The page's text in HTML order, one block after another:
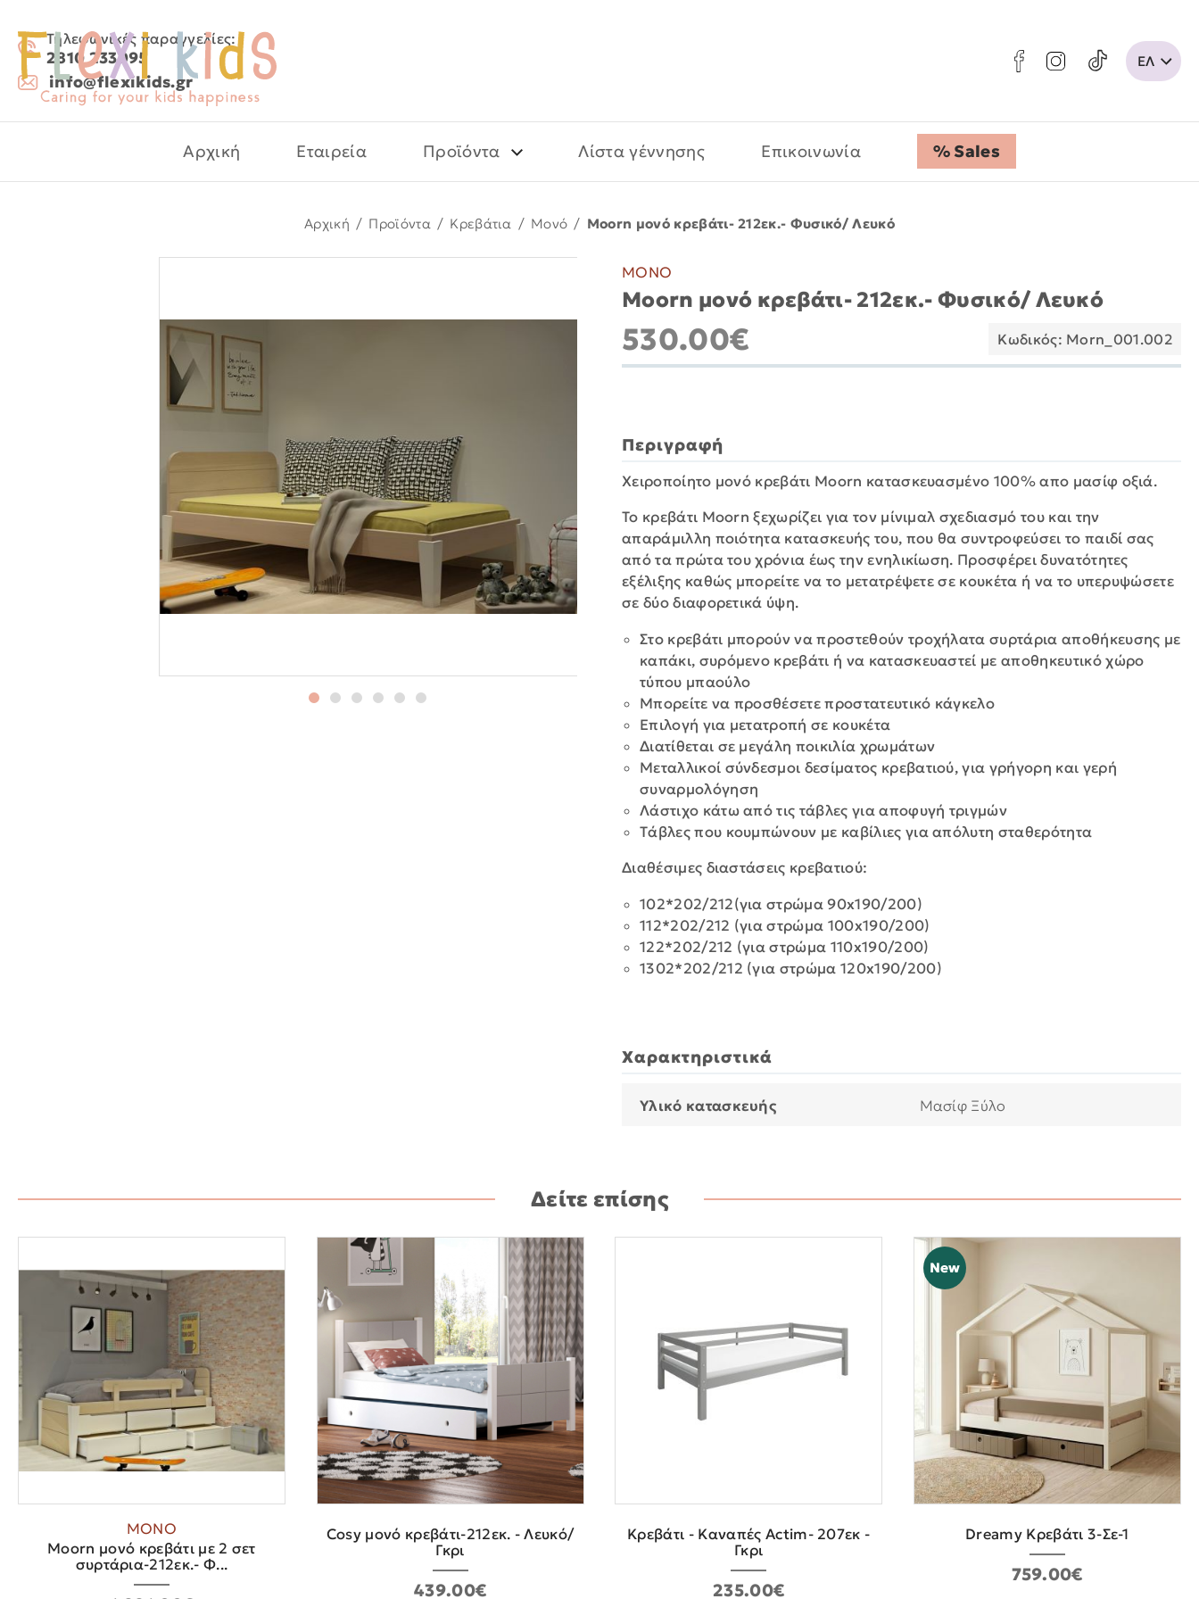
Τηλεφωνικές παραγγελίες:
2810 233095
info@flexikids.gr
Αρχική Εταιρεία Προϊόντα Λίστα γέννησης Επικοινωνία % Sales
Αρχική / Προϊόντα / Kρεβάτια / Μονό / Moorn μονό κρεβάτι- 212εκ.- Φυσικό/ Λευκό
ΜΟΝΟ
Moorn μονό κρεβάτι- 212εκ.- Φυσικό/ Λευκό
530.00€ Κωδικός: Morn_001.002
Περιγραφή
Xειροποίητο μονό κρεβάτι Moorn κατασκευασμένο 100% απο μασίφ οξιά.
Το κρεβάτι Moorn ξεχωρίζει για τον μίνιμαλ σχεδιασμό του και την
απαράμιλλη ποιότητα κατασκευής του, που θα συντροφεύσει το παιδί σας
από τα πρώτα του χρόνια έως την ενηλικίωση. Προσφέρει δυνατότητες
εξέλιξης καθώς μπορείτε να το μετατρέψετε σε κουκέτα ή να το υπερυψώσετε
σε δύο διαφορετικά ύψη.
Στο κρεβάτι μπορούν να προστεθούν τροχήλατα συρτάρια αποθήκευσης με
καπάκι, συρόμενο κρεβάτι ή να κατασκευαστεί με αποθηκευτικό χώρο
τύπου μπαούλο
Μπορείτε να προσθέσετε προστατευτικό κάγκελο
Επιλογή για μετατροπή σε κουκέτα
Διατίθεται σε μεγάλη ποικιλία χρωμάτων
Μεταλλικοί σύνδεσμοι δεσίματος κρεβατιού, για γρήγορη και γερή
συναρμολόγηση
Λάστιχο κάτω από τις τάβλες για αποφυγή τριγμών
Tάβλες που κουμπώνουν με καβίλιες για απόλυτη σταθερότητα
Διαθέσιμες διαστάσεις κρεβατιού:
102*202/212(για στρώμα 90x190/200)
112*202/212 (για στρώμα 100x190/200)
122*202/212 (για στρώμα 110x190/200)
1302*202/212 (για στρώμα 120x190/200)
Χαρακτηριστικά
Υλικό κατασκευής Μασίφ Ξύλο
Δείτε επίσης
ΜΟΝΟ
Moorn μονό κρεβάτι με 2 σετ
συρτάρια-212εκ.- Φ...
Cosy μονό κρεβάτι-212εκ. - Λευκό/
Γκρι
439.00€
Κρεβάτι - Καναπές Actim- 207εκ -
Γκρι
235.00€
New
Dreamy Κρεβάτι 3-Σε-1
759.00€